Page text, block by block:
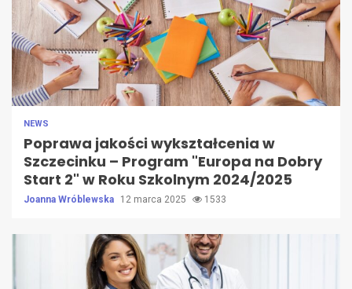
NEWS
Poprawa jakości wykształcenia w
Szczecinku – Program "Europa na Dobry
Start 2" w Roku Szkolnym 2024/2025
Joanna Wróblewska 12 marca 2025 1533